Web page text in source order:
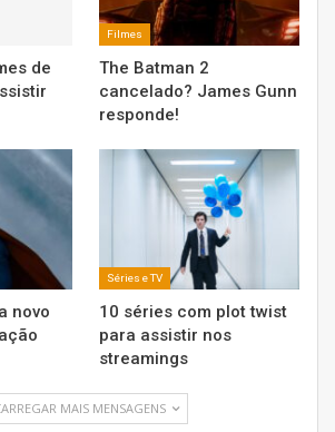
de
Filmes
The Batman 2
cancelado? James Gunn
responde!
novo
Séries e TV
10 séries com plot twist
para assistir nos
streamings
MAIS MENSAGENS